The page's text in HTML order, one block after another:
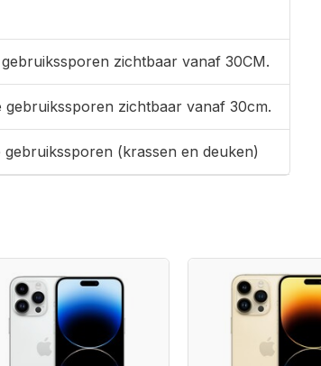
zichtbaar vanaf 30CM.
gebruikssporen zichtbaar vanaf 30cm.
gebruikssporen (krassen en deuken)